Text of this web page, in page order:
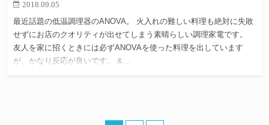
2018.09.05
最近話題の低温調理器のANOVA。 火入れの難しい料理も絶対に失敗
せずにお店のクオリティが出せてしまう素晴らしい調理家電です。
友人を家に招くときには必ずANOVAを使った料理を出しています
が、かなり反応が良いです。 &…